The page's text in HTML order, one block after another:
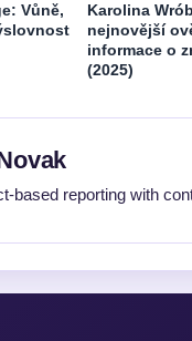
Vůně,
Karolina
nejnovější
informace o
(2025)
based reporting with